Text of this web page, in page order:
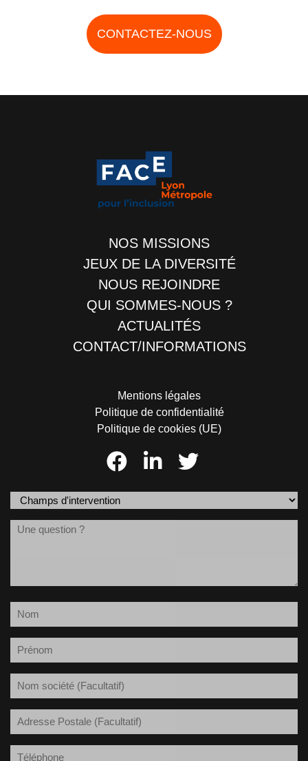
CONTACTEZ-NOUS
NOS MISSIONS
JEUX DE LA DIVERSITÉ
NOUS REJOINDRE
QUI SOMMES-NOUS ?
ACTUALITÉS
CONTACT/INFORMATIONS
Mentions légales
Politique de confidentialité
Politique de cookies (UE)
(Nécessaire)
(Nécessaire)
Postale